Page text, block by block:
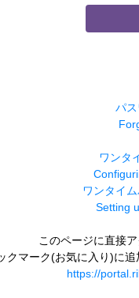
パ
ワンタ
ワンタイ
Setting
このページに直接
クマーク(お気に入り)に追
https://